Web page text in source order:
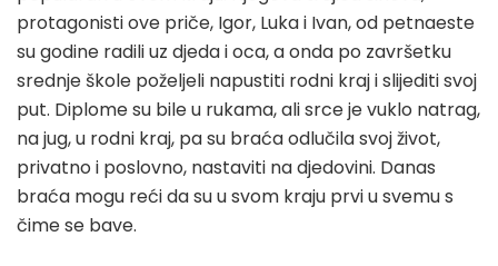
protagonisti ove priče, Igor, Luka i Ivan, od petnaeste
su godine radili uz djeda i oca, a onda po završetku
srednje škole poželjeli napustiti rodni kraj i slijediti svoj
put. Diplome su bile u rukama, ali srce je vuklo natrag,
na jug, u rodni kraj, pa su braća odlučila svoj život,
privatno i poslovno, nastaviti na djedovini. Danas
braća mogu reći da su u svom kraju prvi u svemu s
čime se bave.